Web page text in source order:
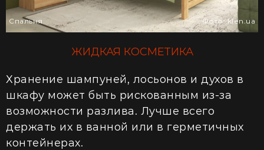
Спальня Фото: klen.ua
ЖИДКАЯ КОСМЕТИКА
Хранение шампуней, лосьонов и духов в
шкафу может быть рискованным из-за
возможности разлива. Лучше всего
держать их в ванной или в герметичных
контейнерах.